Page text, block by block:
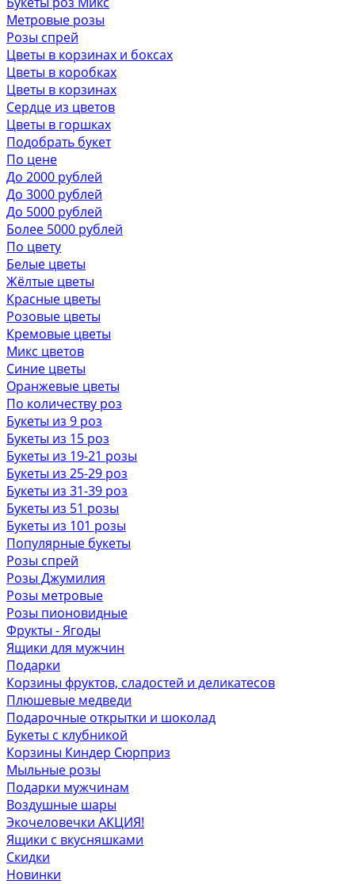
Метровые розы
Розы спрей
Цветы в корзинах и боксах
Цветы в коробках
Цветы в корзинах
Сердце из цветов
Цветы в горшках
Подобрать букет
По цене
До 2000 рублей
До 3000 рублей
До 5000 рублей
Более 5000 рублей
По цвету
Белые цветы
Жёлтые цветы
Красные цветы
Розовые цветы
Кремовые цветы
Микс цветов
Синие цветы
Оранжевые цветы
По количеству роз
Букеты из 9 роз
Букеты из 15 роз
Букеты из 19-21 розы
Букеты из 25-29 роз
Букеты из 31-39 роз
Букеты из 51 розы
Букеты из 101 розы
Популярные букеты
Розы спрей
Розы Джумилия
Розы метровые
Розы пионовидные
Фрукты - Ягоды
Ящики для мужчин
Подарки
Корзины фруктов, сладостей и деликатесов
Плюшевые медведи
Подарочные открытки и шоколад
Букеты с клубникой
Корзины Киндер Сюрприз
Мыльные розы
Подарки мужчинам
Воздушные шары
Экочеловечки АКЦИЯ!
Ящики с вкусняшками
Скидки
Новинки